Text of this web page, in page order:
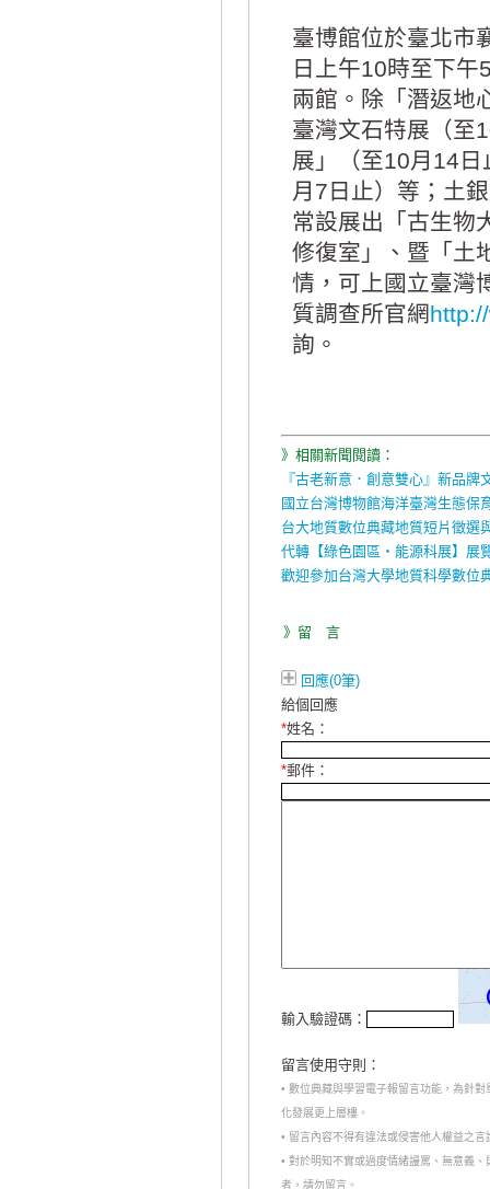
臺博館位於臺北市
日上午10時至下
兩館。除「潛返地
臺灣文石特展（至
展」（至10月14
月7日止）等；土
常設展出「古生物
修復室」、暨「土
情，可上國立臺灣
質調查所官網
詢。
》相關新聞閱讀：
『古老新意．創意雙心』新品
國立台灣博物館海洋臺灣生態保
台大地質數位典藏地質短片徵選
代轉【綠色園區‧能源科展】展
歡迎參加台灣大學地質科學數位
》留 言
回應(0筆)
給個回應
*姓名：
*郵件：
輸入驗證碼：
留言使用守則：
• 數位典藏與學習電子報留言功能，為針
化發展更上層樓。
• 留言內容不得有違法或侵害他人權益之
• 對於明知不實或過度情緒謾罵、無意義
者，請勿留言。